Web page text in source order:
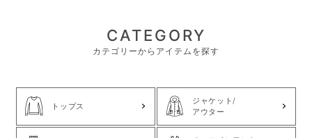
CATEGORY
カテゴリーからアイテムを探す
トップス
ジャケット/
アウター